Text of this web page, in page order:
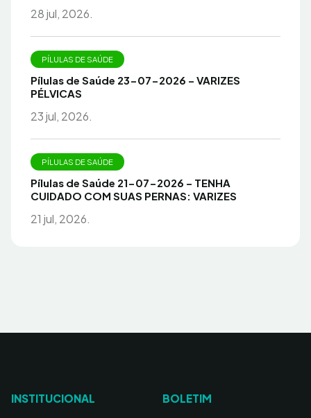
28 jul, 2026.
PÍLULAS DE SAÚDE
Pílulas de Saúde 23-07-2026 – VARIZES
PÉLVICAS
23 jul, 2026.
PÍLULAS DE SAÚDE
Pílulas de Saúde 21-07-2026 – TENHA
CUIDADO COM SUAS PERNAS: VARIZES
21 jul, 2026.
INSTITUCIONAL BOLETIM